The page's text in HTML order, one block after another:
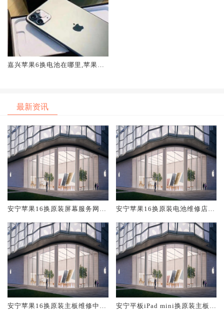
嘉兴苹果6换电池在哪里,苹果6
最新资讯
安宁苹果16换原装屏幕服务网点
安宁苹果16换原装电池维修店大
安宁苹果16换原装主板维修中心
安宁平板iPad mini换原装主板维